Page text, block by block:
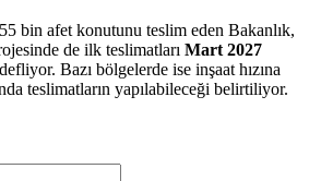
bin afet konutunu teslim eden Bakanlık,
de ilk teslimatları Mart 2027
Bazı bölgelerde ise inşaat hızına
teslimatların yapılabileceği belirtiliyor.